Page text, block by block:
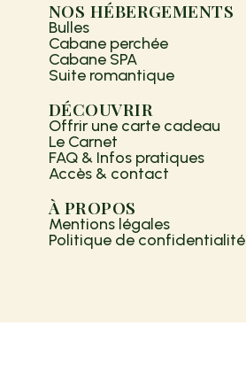
NOS HÉBERGEMENTS
Bulles
Cabane perchée
Cabane SPA
Suite romantique
DÉCOUVRIR
Offrir une carte cadeau
Le Carnet
FAQ & Infos pratiques
Accès & contact
À PROPOS
Mentions légales
Politique de confidentialité